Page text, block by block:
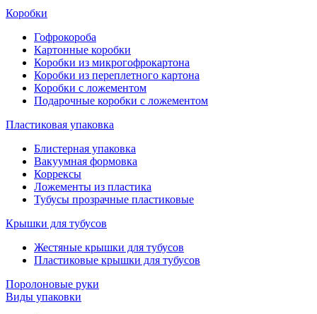
Коробки
Гофрокороба
Картонные коробки
Коробки из микрогофрокартона
Коробки из переплетного картона
Коробки с ложементом
Подарочные коробки с ложементом
Пластиковая упаковка
Блистерная упаковка
Вакуумная формовка
Коррексы
Ложементы из пластика
Тубусы прозрачные пластиковые
Крышки для тубусов
Жестяные крышки для тубусов
Пластиковые крышки для тубусов
Поролоновые руки
Виды упаковки